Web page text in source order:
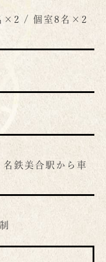
×2 / 個室8名×2
鉄美合駅から車